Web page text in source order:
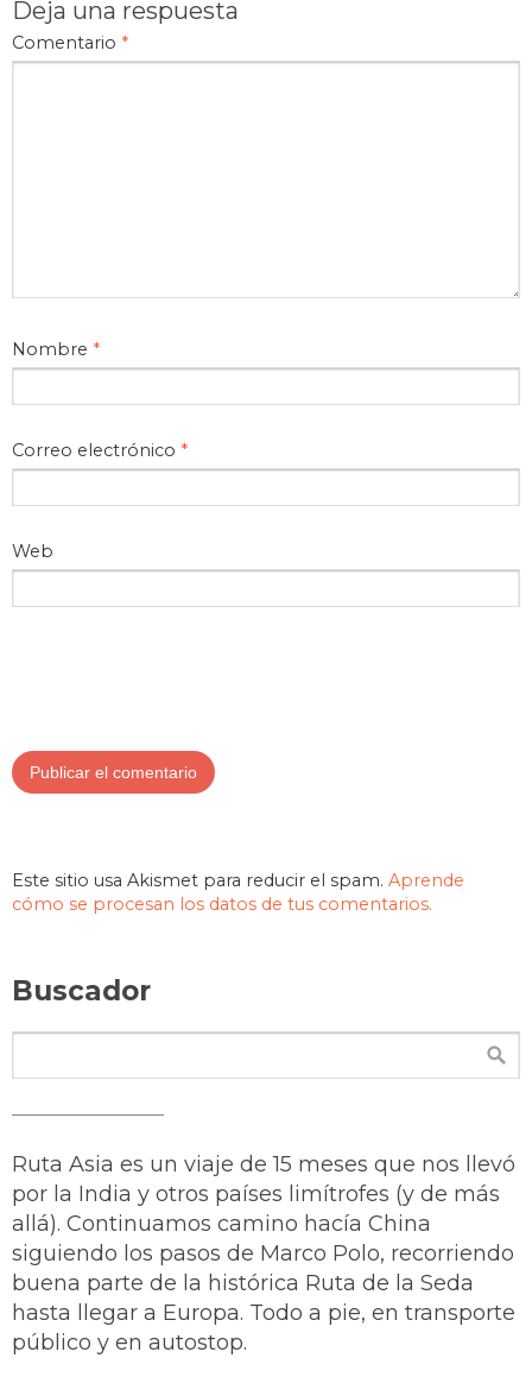
Deja una respuesta
Comentario *
Nombre *
Correo electrónico *
Web
Este sitio usa Akismet para reducir el spam. Aprende
cómo se procesan los datos de tus comentarios.
Buscador
Ruta Asia es un viaje de 15 meses que nos llevó
por la India y otros países limítrofes (y de más
allá). Continuamos camino hacía China
siguiendo los pasos de Marco Polo, recorriendo
buena parte de la histórica Ruta de la Seda
hasta llegar a Europa. Todo a pie, en transporte
público y en autostop.